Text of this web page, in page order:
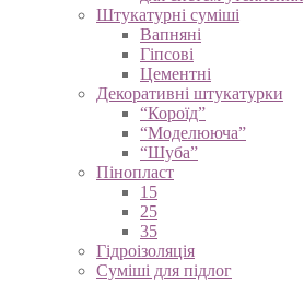
Штукатурні суміші
Вапняні
Гіпсові
Цементні
Декоративні штукатурки
“Короїд”
“Моделююча”
“Шуба”
Пінопласт
15
25
35
Гідроізоляція
Суміші для підлог